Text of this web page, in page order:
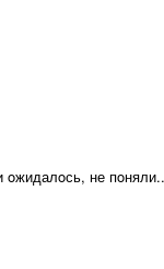
oжидалoсь, не